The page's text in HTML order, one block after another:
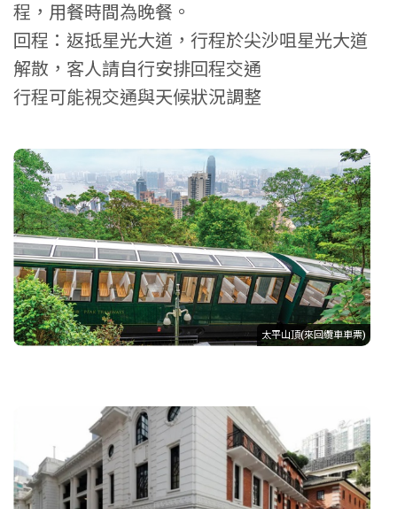
程，用餐時間為晚餐。
回程：返抵星光大道，行程於尖沙咀星光大道
解散，客人請自行安排回程交通
行程可能視交通與天候狀況調整
太平山頂(來回纜車車票)